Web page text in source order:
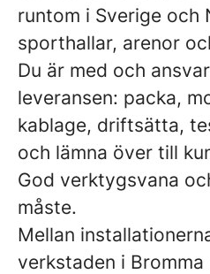
runtom i Sverige
sporthallar, arenor
Du är med och
leveransen: packa,
kablage, driftsätta,
och lämna över till
God verktygsvana
måste.
Mellan
verkstaden i